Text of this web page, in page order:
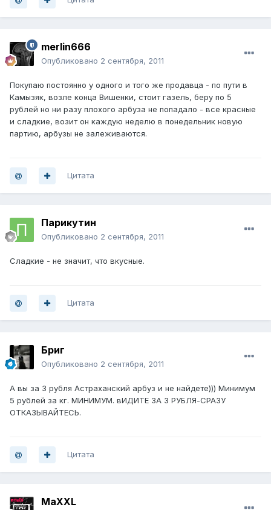
merlin666
Опубликовано 2 сентября, 2011
Покупаю постоянно у одного и того же продавца - по пути в
Камызяк, возле конца Вишенки, стоит газель, беру по 5
рублей но ни разу плохого арбуза не попадало - все красные
и сладкие, возит он каждую неделю в понедельник новую
партию, арбузы не залеживаются.
Цитата
Парикутин
Опубликовано 2 сентября, 2011
Сладкие - не значит, что вкусные.
Цитата
Бриг
Опубликовано 2 сентября, 2011
А вы за 3 рубля Астраханский арбуз и не найдете))) Минимум
5 рублей за кг. МИНИМУМ. вИДИТЕ ЗА 3 РУБЛЯ-СРАЗУ
ОТКАЗЫВАЙТЕСЬ.
Цитата
MаXXL